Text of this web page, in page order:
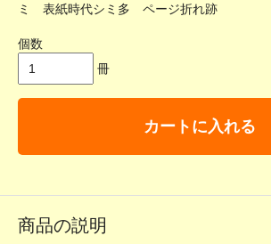
ミ 表紙時代シミ多 ページ折れ跡
個数
冊
カートに入れる
商品の説明